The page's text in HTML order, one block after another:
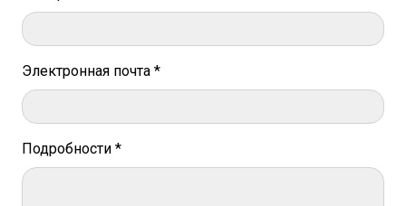
Электронная почта *
Подробности *